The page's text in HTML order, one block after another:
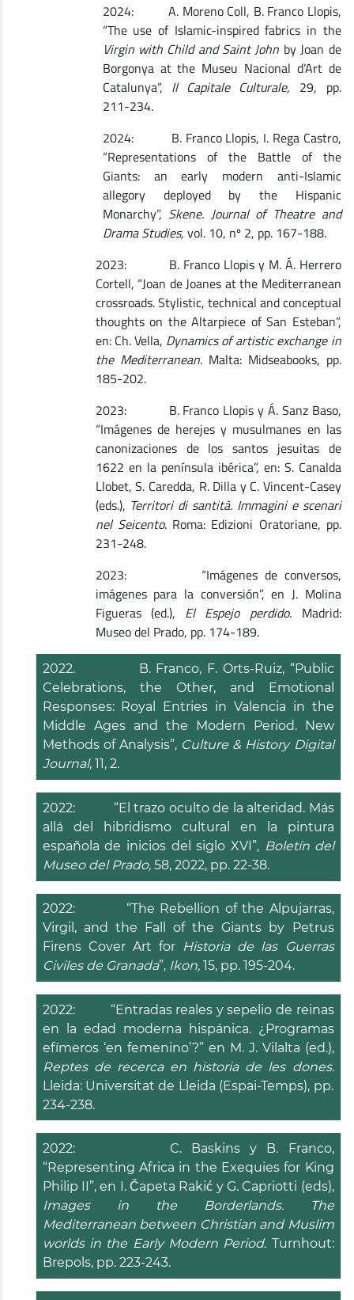
2024: A. Moreno Coll, B. Franco Llopis,
“The use of Islamic-inspired fabrics in the
Virgin with Child and Saint John by Joan de
Borgonya at the Museu Nacional d’Art de
Catalunya”, Il Capitale Culturale, 29, pp.
211-234.
2024: B. Franco Llopis, I. Rega Castro,
“Representations of the Battle of the
Giants: an early modern anti-Islamic
allegory deployed by the Hispanic
Monarchy”, Skene. Journal of Theatre and
Drama Studies, vol. 10, nº 2, pp. 167-188.
2023: B. Franco Llopis y M. Á. Herrero
Cortell, “Joan de Joanes at the Mediterranean
crossroads. Stylistic, technical and conceptual
thoughts on the Altarpiece of San Esteban”,
en: Ch. Vella, Dynamics of artistic exchange in
the Mediterranean. Malta: Midseabooks, pp.
185-202.
2023: B. Franco Llopis y Á. Sanz Baso,
“Imágenes de herejes y musulmanes en las
canonizaciones de los santos jesuitas de
1622 en la península ibérica”, en: S. Canalda
Llobet, S. Caredda, R. Dilla y C. Vincent-Casey
(eds.), Territori di santità. Immagini e scenari
nel Seicento. Roma: Edizioni Oratoriane, pp.
231-248.
2023: “Imágenes de conversos,
imágenes para la conversión”, en J. Molina
Figueras (ed.), El Espejo perdido. Madrid:
Museo del Prado, pp. 174-189.
2022. B. Franco, F. Orts-Ruiz, “Public
Celebrations, the Other, and Emotional
Responses: Royal Entries in Valencia in the
Middle Ages and the Modern Period. New
Methods of Analysis”, Culture & History Digital
Journal, 11, 2.
2022: “El trazo oculto de la alteridad. Más
allá del hibridismo cultural en la pintura
española de inicios del siglo XVI”, Boletín del
Museo del Prado, 58, 2022, pp. 22-38.
2022: “The Rebellion of the Alpujarras,
Virgil, and the Fall of the Giants by Petrus
Firens Cover Art for Historia de las Guerras
Civiles de Granada”, Ikon,15, pp. 195-204.
2022: “Entradas reales y sepelio de reinas
en la edad moderna hispánica. ¿Programas
efímeros ‘en femenino’?” en M. J. Vilalta (ed.),
Reptes de recerca en historia de les dones.
Lleida: Universitat de Lleida (Espai-Temps), pp.
234-238.
2022: C. Baskins y B. Franco,
“Representing Africa in the Exequies for King
Philip II”, en I. Čapeta Rakić y G. Capriotti (eds),
Images in the Borderlands.
The
Mediterranean between Christian and Muslim
worlds in the Early Modern Period. Turnhout:
Brepols, pp. 223-243.